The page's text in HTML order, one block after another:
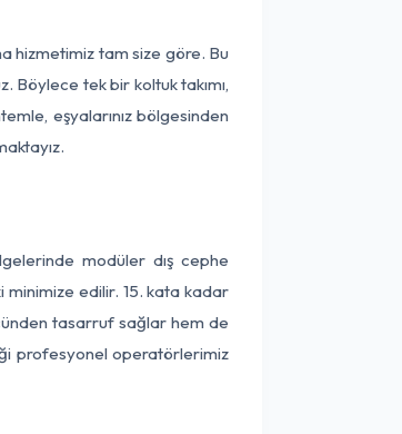
hizmetimiz tam size göre. Bu
Böylece tek bir koltuk takımı,
eşyalarınız bölgesinden
modüler dış cephe
minimize edilir. 15. kata kadar
tasarruf sağlar hem de
profesyonel operatörlerimiz